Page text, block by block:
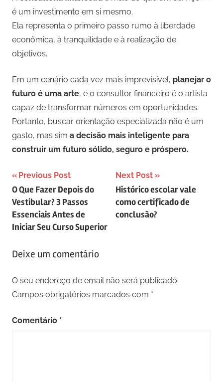
é um investimento em si mesmo.
Ela representa o primeiro passo rumo à liberdade
econômica, à tranquilidade e à realização de
objetivos.
Em um cenário cada vez mais imprevisível, planejar o
futuro é uma arte, e o consultor financeiro é o artista
capaz de transformar números em oportunidades.
Portanto, buscar orientação especializada não é um
gasto, mas sim a decisão mais inteligente para
construir um futuro sólido, seguro e próspero.
Navegação
de
artigos
Previous Post
O Que Fazer Depois do
Vestibular? 3 Passos
Essenciais Antes de
Iniciar Seu Curso Superior
Next Post
Histórico escolar vale
como certificado de
conclusão?
Deixe um comentário
O seu endereço de email não será publicado.
Campos obrigatórios marcados com *
Comentário *